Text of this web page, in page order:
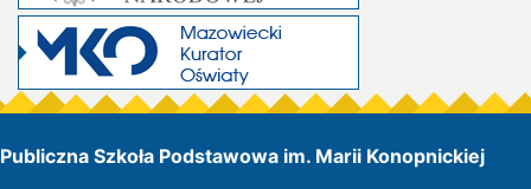
Publiczna Szkoła Podstawowa im. Marii Konopnickiej